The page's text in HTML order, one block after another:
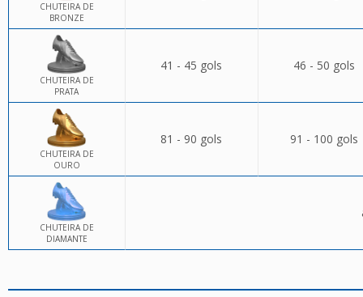
CHUTEIRA DE
BRONZE
CHUTEIRA DE
PRATA
41 - 45 gols 46 - 50 gols
CHUTEIRA DE
OURO
81 - 90 gols 91 - 100 gols
CHUTEIRA DE
DIAMANTE